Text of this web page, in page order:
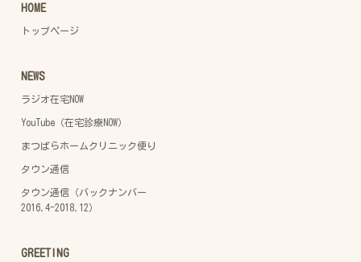
HOME
トップページ
NEWS
ラジオ在宅NOW
YouTube（在宅診療NOW）
まつばらホームクリニック便り
タウン通信
タウン通信（バックナンバー
2016.4-2018.12）
GREETING